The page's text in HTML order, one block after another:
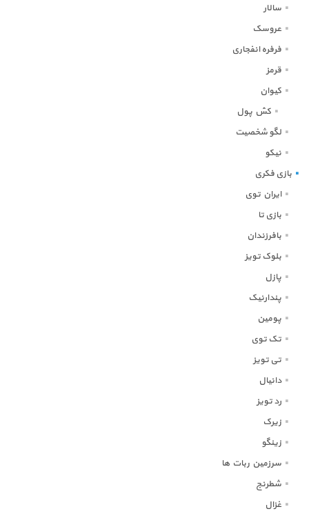
سالار
عروسک
فرفره انفجاری
قرمز
کیوان
کش پول
لگو شخصیت
نیکو
بازی فکری
ایران توی
بازی تا
بافرزندان
بلوک تویز
پازل
پندارنیک
پومین
تک توی
تی تویز
دانیال
رد تویز
زیرک
زینگو
سرزمین ربات ها
شطرنج
غزال